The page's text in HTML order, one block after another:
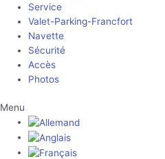
Service
Valet-Parking-Francfort
Navette
Sécurité
Accès
Photos
Menu